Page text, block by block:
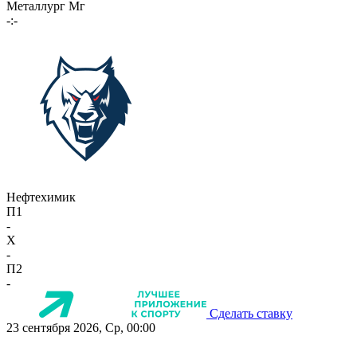
Металлург Мг
-:-
Нефтехимик
П1
-
X
-
П2
-
Сделать ставку
23 сентября 2026, Ср, 00:00